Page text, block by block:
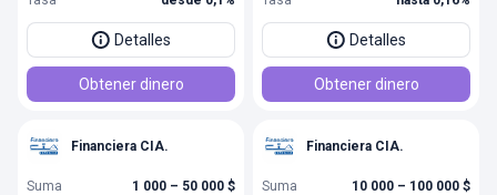
Detalles
Obtener dinero
Detalles
Obtener dinero
Financiera CIA.
Suma
1 000 – 50 000 $
Financiera CIA.
Suma
10 000 – 100 000 $